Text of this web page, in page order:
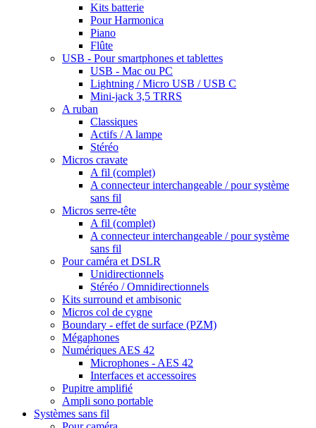
Kits batterie
Pour Harmonica
Piano
Flûte
USB - Pour smartphones et tablettes
USB - Mac ou PC
Lightning / Micro USB / USB C
Mini-jack 3,5 TRRS
A ruban
Classiques
Actifs / A lampe
Stéréo
Micros cravate
A fil (complet)
A connecteur interchangeable / pour système
sans fil
Micros serre-tête
A fil (complet)
A connecteur interchangeable / pour système
sans fil
Pour caméra et DSLR
Unidirectionnels
Stéréo / Omnidirectionnels
Kits surround et ambisonic
Micros col de cygne
Boundary - effet de surface (PZM)
Mégaphones
Numériques AES 42
Microphones - AES 42
Interfaces et accessoires
Pupitre amplifié
Ampli sono portable
Systèmes sans fil